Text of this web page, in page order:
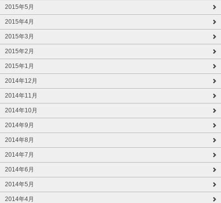
2015年5月
2015年4月
2015年3月
2015年2月
2015年1月
2014年12月
2014年11月
2014年10月
2014年9月
2014年8月
2014年7月
2014年6月
2014年5月
2014年4月